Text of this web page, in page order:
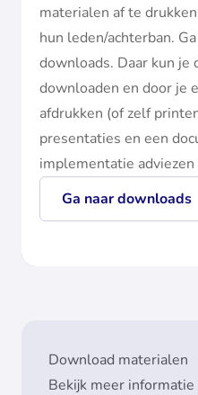
materialen af te
hun leden/achterban.
downloads. Daar kun
downloaden en door je
afdrukken (of zelf
presentaties en een
implementatie
Ga naar downloads
Download materialen
Bekijk meer